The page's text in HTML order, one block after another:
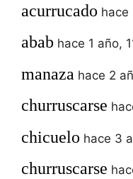
acurrucado hace
abab hace 1 año,
manaza hace 2
churruscarse
chicuelo hace 3
churruscarse